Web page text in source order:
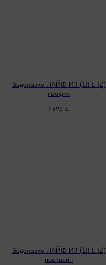
Водолазка ЛАЙФ ИЗ (LIFE IZ)
графит
1 690 р.
Водолазка ЛАЙФ ИЗ (LIFE IZ)
портвейн